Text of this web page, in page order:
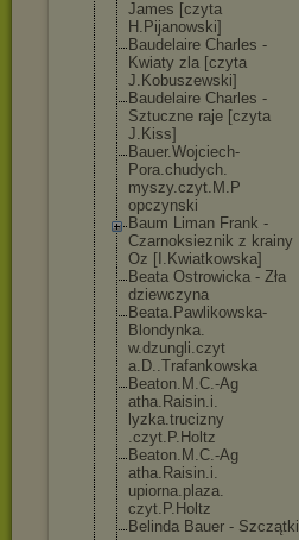
James [czyta
H.Pijanowski]
Baudelaire Charles -
Kwiaty zla [czyta
J.Kobuszewski]
Baudelaire Charles -
Sztuczne raje [czyta
J.Kiss]
Bauer.Wojciech-
Pora.chudych.
myszy.czyt.M.P
opczynski
Baum Liman Frank -
Czarnoksieznik z krainy
Oz [I.Kwiatkowska]
Beata Ostrowicka - Zła
dziewczyna
Beata.Pawlikowska-
Blondynka.
w.dzungli.czyt
a.D..Trafankowska
Beaton.M.C.-Ag
atha.Raisin.i.
lyzka.trucizny
.czyt.P.Holtz
Beaton.M.C.-Ag
atha.Raisin.i.
upiorna.plaza.
czyt.P.Holtz
Belinda Bauer - Szczątki